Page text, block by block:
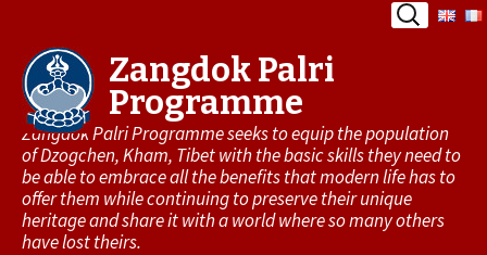
Search
Zangdok Palri
Programme
Zangdok Palri Programme seeks to equip the population
of Dzogchen, Kham, Tibet with the basic skills they need to
be able to embrace all the benefits that modern life has to
offer them while continuing to preserve their unique
heritage and share it with a world where so many others
have lost theirs.